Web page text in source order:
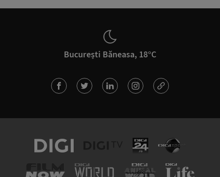
București Băneasa, 18°C